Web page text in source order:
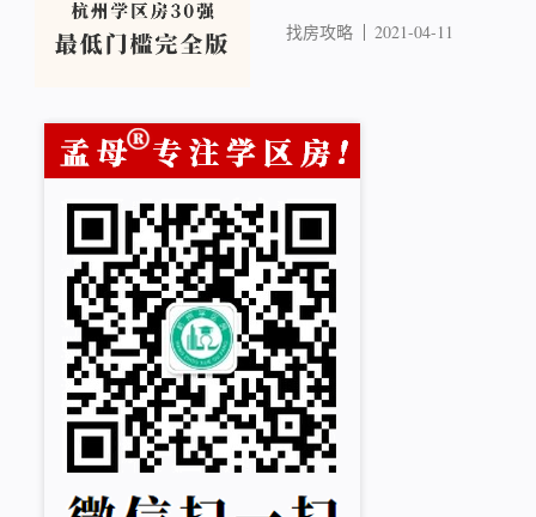
找房攻略 2021-04-11